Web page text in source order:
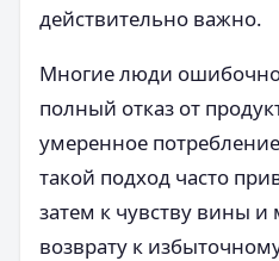
действительно важно.
Многие люди ошибочно
полный отказ от
умеренное
такой подход часто
затем к чувству вины
возврату к